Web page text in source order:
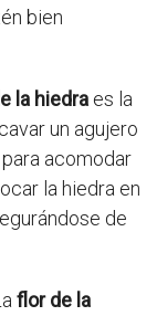
bien
la hiedra es la
un agujero
acomodar
la hiedra en
de
flor de la